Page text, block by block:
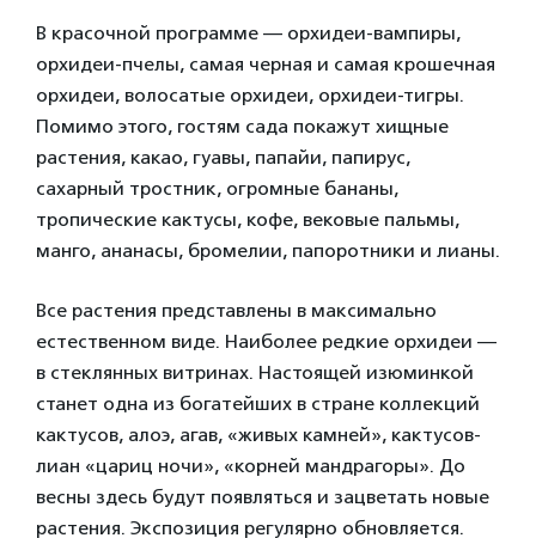
В красочной программе — орхидеи-вампиры,
орхидеи-пчелы, самая черная и самая крошечная
орхидеи, волосатые орхидеи, орхидеи-тигры.
Помимо этого, гостям сада покажут хищные
растения, какао, гуавы, папайи, папирус,
сахарный тростник, огромные бананы,
тропические кактусы, кофе, вековые пальмы,
манго, ананасы, бромелии, папоротники и лианы.
Все растения представлены в максимально
естественном виде. Наиболее редкие орхидеи —
в стеклянных витринах. Настоящей изюминкой
станет одна из богатейших в стране коллекций
кактусов, алоэ, агав, «живых камней», кактусов-
лиан «цариц ночи», «корней мандрагоры». До
весны здесь будут появляться и зацветать новые
растения. Экспозиция регулярно обновляется.